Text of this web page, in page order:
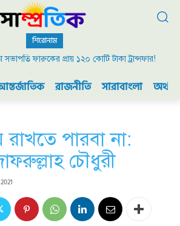
শিরোনাম
ফারুকের প্রায় ১২০ কোটি টাকা ট্রান্সফার!
রাজনীতি সারাবাংলা
পারবা না:
চৌধুরী